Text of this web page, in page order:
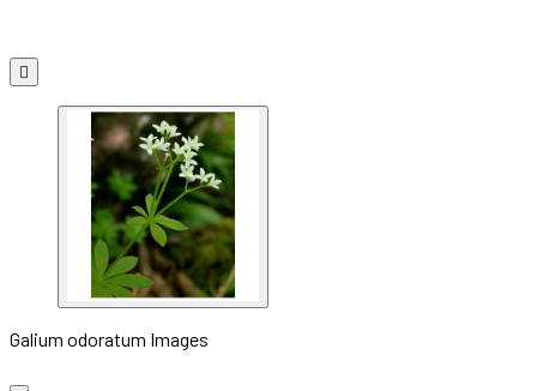

Galium odoratum Images